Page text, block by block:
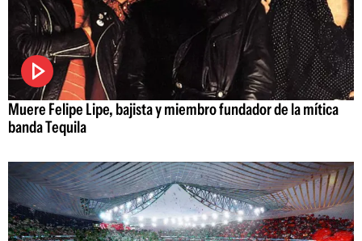
Muere Felipe Lipe, bajista y miembro fundador de la mítica
banda Tequila